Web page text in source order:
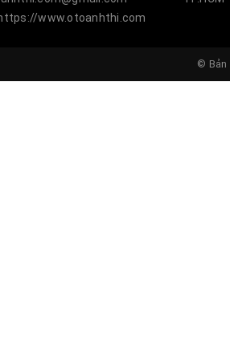
tối ưu nhất cho quý khách hàng
đẹp hơn.
www.otoanhthi.com
© Bản